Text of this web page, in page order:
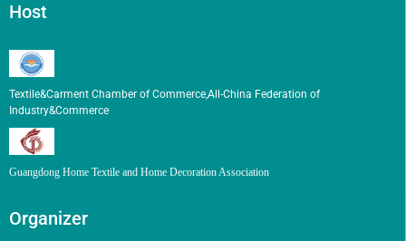
Host
Textile&Carment Chamber of Commerce,All-China Federation of
Industry&Commerce
Guangdong Home Textile and Home Decoration Association
Organizer